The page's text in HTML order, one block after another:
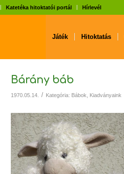
Katetéka hitoktatói portál Hírlevél
Játék Hitoktatás
Bárány báb
1970.05.14. / Kategória: Bábok Kiadványaink